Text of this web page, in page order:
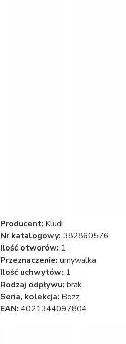
Producent: Kludi
Nr katalogowy: 382860576
Ilość otworów: 1
Przeznaczenie: umywalka
Ilość uchwytów: 1
Rodzaj odpływu: brak
Seria, kolekcja: Bozz
EAN: 4021344097804